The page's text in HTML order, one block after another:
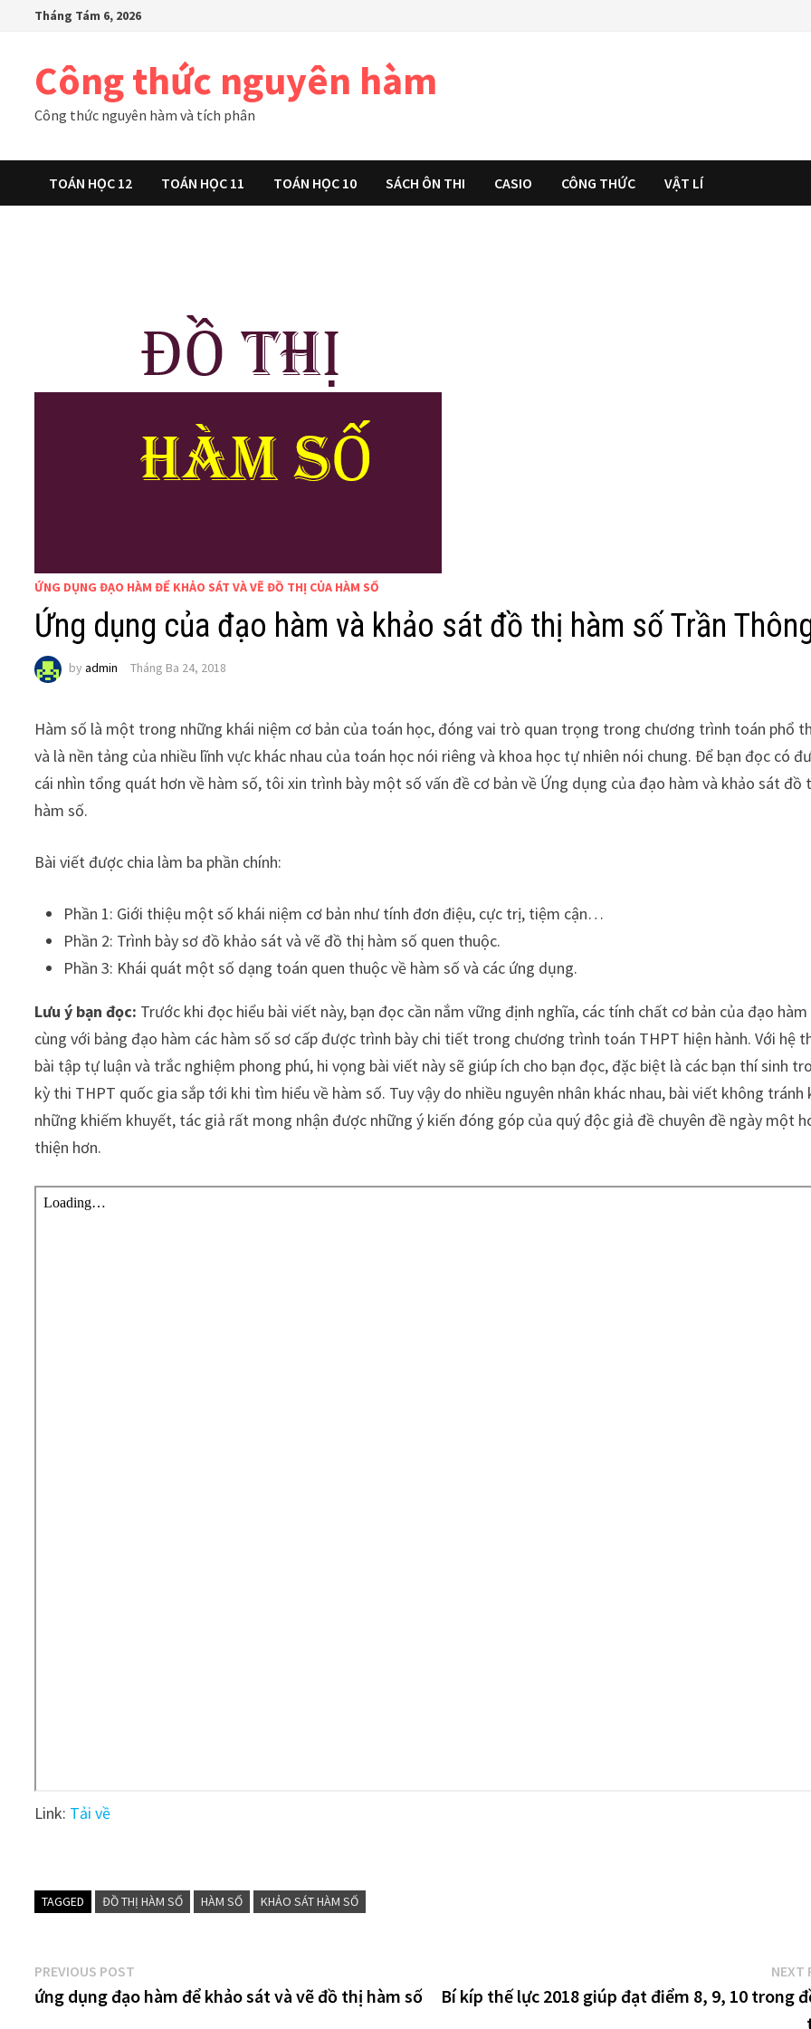
Tháng Tám 6, 2026
Công thức nguyên hàm
Công thức nguyên hàm và tích phân
TOÁN HỌC 12 TOÁN HỌC 11 TOÁN HỌC 10 SÁCH ÔN THI CASIO CÔNG THỨC VẬT LÍ
ỨNG DỤNG ĐẠO HÀM ĐỂ KHẢO SÁT VÀ VẼ ĐỒ THỊ CỦA HÀM SỐ
Ứng dụng của đạo hàm và khảo sát đồ thị hàm số Trần
byadmin Tháng Ba 24, 2018
Hàm số là một trong những khái niệm cơ bản của toán học, đóng vai trò quan trọng trong chương trình toán phổ
và là nền tảng của nhiều lĩnh vực khác nhau của toán học nói riêng và khoa học tự nhiên nói chung. Để bạn đọc có
cái nhìn tổng quát hơn về hàm số, tôi xin trình bày một số vấn đề cơ bản về Ứng dụng của đạo hàm và khảo sát đồ
hàm số.
Bài viết được chia làm ba phần chính:
Phần 1: Giới thiệu một số khái niệm cơ bản như tính đơn điệu, cực trị, tiệm cận…
Phần 2: Trình bày sơ đồ khảo sát và vẽ đồ thị hàm số quen thuộc.
Phần 3: Khái quát một số dạng toán quen thuộc về hàm số và các ứng dụng.
Lưu ý bạn đọc: Trước khi đọc hiểu bài viết này, bạn đọc cần nắm vững định nghĩa, các tính chất cơ bản của đạo hàm
cùng với bảng đạo hàm các hàm số sơ cấp được trình bày chi tiết trong chương trình toán THPT hiện hành. Với hệ
bài tập tự luận và trắc nghiệm phong phú, hi vọng bài viết này sẽ giúp ích cho bạn đọc, đặc biệt là các bạn thí sinh
kỳ thi THPT quốc gia sắp tới khi tìm hiểu về hàm số. Tuy vậy do nhiều nguyên nhân khác nhau, bài viết không tránh
những khiếm khuyết, tác giả rất mong nhận được những ý kiến đóng góp của quý độc giả đề chuyên đề ngày một
thiện hơn.
Link: Tải về
TAGGED ĐỒ THỊ HÀM SỐ HÀM SỐ KHẢO SÁT HÀM SỐ
Điều
hướng
PREVIOUS POST
post:
ứng dụng đạo hàm để khảo sát và vẽ đồ thị hàm số
NEXT
Bí kíp thế lực 2018 giúp đạt điểm 8, 9, 10 trong